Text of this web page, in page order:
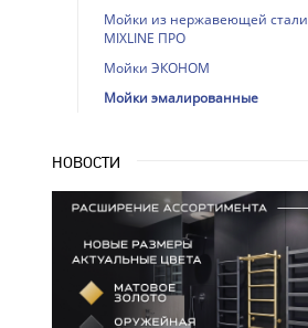
Мойки из нержавеющей стали
MIXLINE ПРО
Мойки ЭКОНОМ
Мойки эмалированные
НОВОСТИ